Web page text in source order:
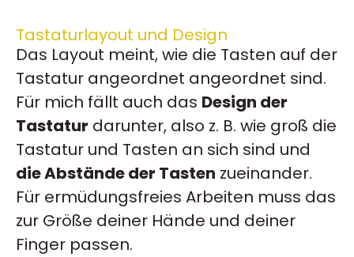
Tastaturlayout und Design
Das Layout meint, wie die Tasten auf der
Tastatur angeordnet angeordnet sind.
Für mich fällt auch das Design der
Tastatur darunter, also z. B. wie groß die
Tastatur und Tasten an sich sind und
die Abstände der Tasten zueinander.
Für ermüdungsfreies Arbeiten muss das
zur Größe deiner Hände und deiner
Finger passen.